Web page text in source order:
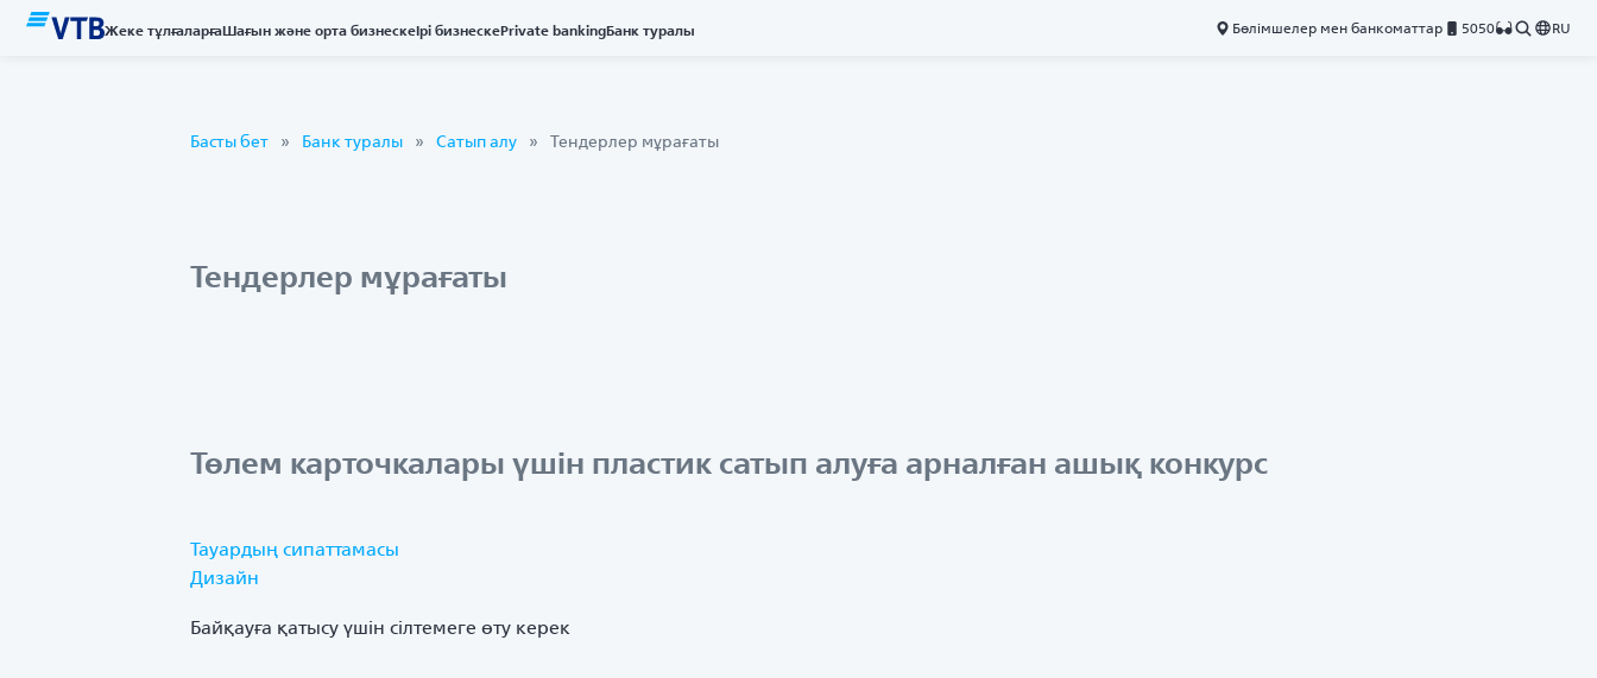
Жеке тұлғаларғаШағын және орта бизнескеІрі бизнескеPrivate bankingБанк туралы Бөлімшелер мен банкоматтар 5050 RU
Басты бет Банк туралы Сатып алу Тендерлер мұрағаты
Тендерлер мұрағаты
Төлем карточкалары үшін пластик сатып алуға арналған ашық конкурс
Тауардың сипаттамасы
Дизайн
Байқауға қатысу үшін сілтемеге өту керек